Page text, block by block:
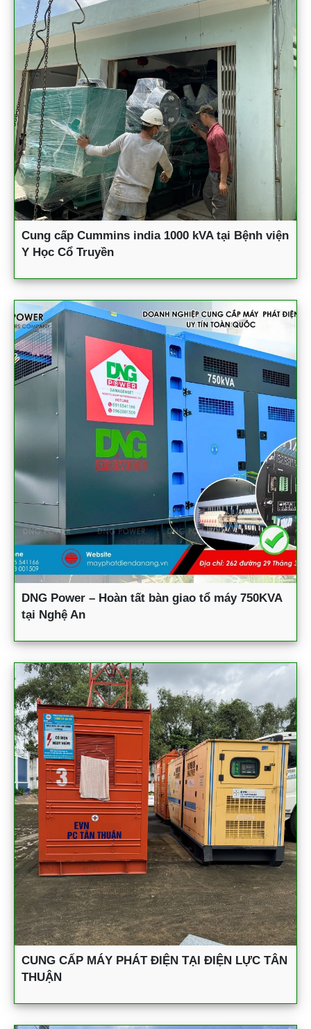
Cung cấp Cummins india 1000 kVA tại Bệnh viện
Y Học Cổ Truyền
DNG Power – Hoàn tất bàn giao tổ máy 750KVA
tại Nghệ An
CUNG CẤP MÁY PHÁT ĐIỆN TẠI ĐIỆN LỰC TÂN
THUẬN